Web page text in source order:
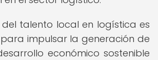
talento local en logística es
impulsar la generación de
económico sostenible